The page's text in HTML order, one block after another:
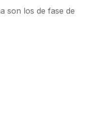
son los de fase de